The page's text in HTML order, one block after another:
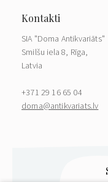
SIA "Doma Antikvariāts"
Smilšu iela 8, Rīga,
Latvia
+371 29 16 65 04
doma@antikvariats.lv